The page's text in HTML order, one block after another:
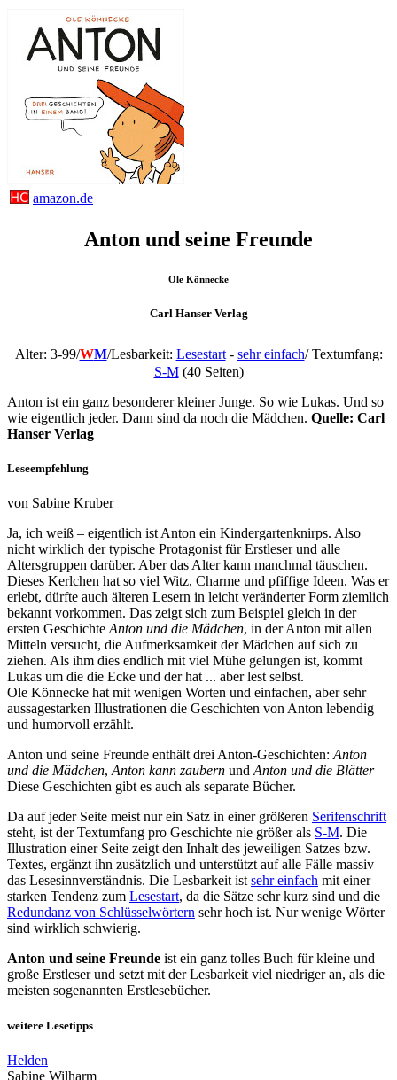
amazon.de
Anton und seine Freunde
Ole Könnecke
Carl Hanser Verlag
Alter: 3-99/WM/Lesbarkeit: Lesestart- sehr einfach/ Textumfang:
S-M(40 Seiten)
Anton ist ein ganz besonderer kleiner Junge. So wie Lukas. Und so
wie eigentlich jeder. Dann sind da noch die Mädchen. Quelle: Carl
Hanser Verlag
Leseempfehlung
von Sabine Kruber
Ja, ich weiß – eigentlich ist Anton ein Kindergartenknirps. Also
nicht wirklich der typische Protagonist für Erstleser und alle
Altersgruppen darüber. Aber das Alter kann manchmal täuschen.
Dieses Kerlchen hat so viel Witz, Charme und pfiffige Ideen. Was er
erlebt, dürfte auch älteren Lesern in leicht veränderter Form ziemlich
bekannt vorkommen. Das zeigt sich zum Beispiel gleich in der
ersten Geschichte Anton und die Mädchen, in der Anton mit allen
Mitteln versucht, die Aufmerksamkeit der Mädchen auf sich zu
ziehen. Als ihm dies endlich mit viel Mühe gelungen ist, kommt
Lukas um die die Ecke und der hat ... aber lest selbst.
Ole Könnecke hat mit wenigen Worten und einfachen, aber sehr
aussagestarken Illustrationen die Geschichten von Anton lebendig
und humorvoll erzählt.
Anton und seine Freunde enthält drei Anton-Geschichten: Anton
und die Mädchen, Anton kann zaubern und Anton und die Blätter
Diese Geschichten gibt es auch als separate Bücher.
Da auf jeder Seite meist nur ein Satz in einer größeren Serifenschrift
steht, ist der Textumfang pro Geschichte nie größer als S-M. Die
Illustration einer Seite zeigt den Inhalt des jeweiligen Satzes bzw.
Textes, ergänzt ihn zusätzlich und unterstützt auf alle Fälle massiv
das Lesesinnverständnis. Die Lesbarkeit ist sehr einfach mit einer
starken Tendenz zum Lesestart, da die Sätze sehr kurz sind und die
Redundanz von Schlüsselwörtern sehr hoch ist. Nur wenige Wörter
sind wirklich schwierig.
Anton und seine Freunde ist ein ganz tolles Buch für kleine und
große Erstleser und setzt mit der Lesbarkeit viel niedriger an, als die
meisten sogenannten Erstlesebücher.
weitere Lesetipps
Helden
Sabine Wilharm